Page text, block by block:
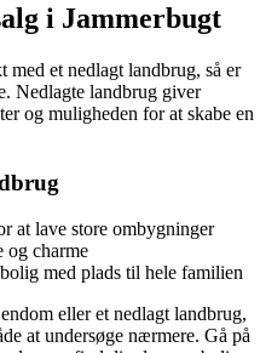
i Jammerbugt
med et nedlagt landbrug, så er
Nedlagte landbrug giver
og muligheden for at skabe en
at lave store ombygninger
og charme
med plads til hele familien
eller et nedlagt landbrug,
at undersøge nærmere. Gå på